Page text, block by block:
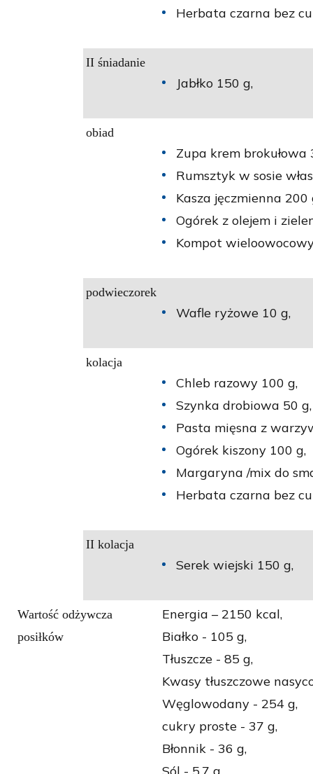
Herbata czarna bez
II śniadanie
Jabłko 150 g,
obiad
Zupa krem brokułowa
Rumsztyk w sosie
Kasza jęczmienna 200
Ogórek z olejem i
Kompot
podwieczorek
Wafle ryżowe 10 g,
kolacja
Chleb razowy 100 g,
Szynka drobiowa 50 g,
Pasta mięsna z
Ogórek kiszony 100 g,
Margaryna /mix do
Herbata czarna bez
II kolacja
Serek wiejski 150 g,
Wartość odżywcza
posiłków
Energia – 2150 kcal,
Białko - 105 g,
Tłuszcze - 85 g,
Kwasy tłuszczowe
Węglowodany - 254 g,
cukry proste - 37 g,
Błonnik - 36 g,